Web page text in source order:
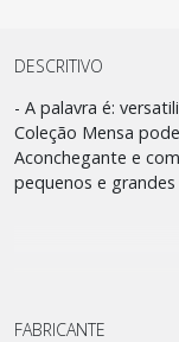
DESCRITIVO
- A palavra é:
Coleção Mensa
Aconchegante e
pequenos e grandes
FABRICANTE